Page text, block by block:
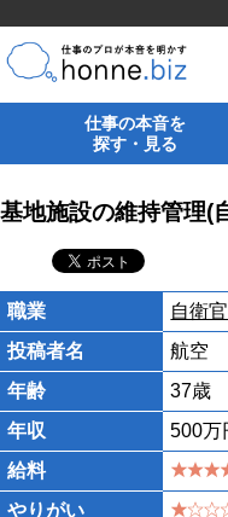
仕事の本音を
探す・見る
基地施設の維持管理(
職業
自衛官
投稿者名
航空
年齢
37歳
年収
500万
給料
やりがい